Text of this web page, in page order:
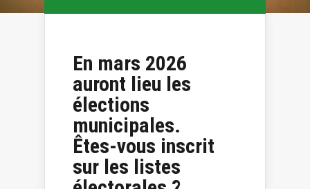
En mars 2026
auront lieu les
élections
municipales.
Êtes-vous inscrit
sur les listes